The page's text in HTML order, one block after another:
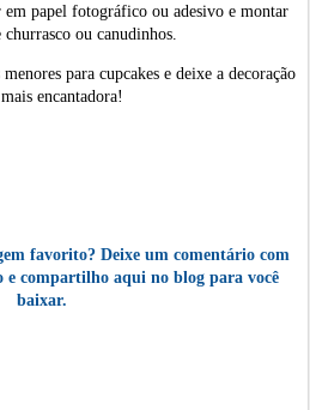
papel fotográfico ou adesivo e montar
ou canudinhos.
para cupcakes e deixe a decoração
encantadora!
favorito? Deixe um comentário com
e compartilho aqui no blog para você
baixar.